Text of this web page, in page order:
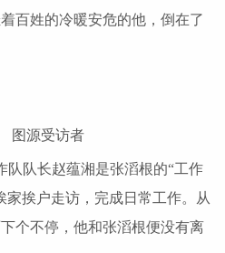
百姓的冷暖安危的他，倒在了
图源受访者
队队长赵蕴湘是张滔根的“工作
家挨户走访，完成日常工作。从
个不停，他和张滔根便没有离